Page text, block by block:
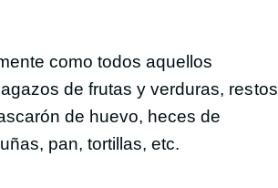
como todos aquellos
de frutas y verduras, restos
de huevo, heces de
pan, tortillas, etc.